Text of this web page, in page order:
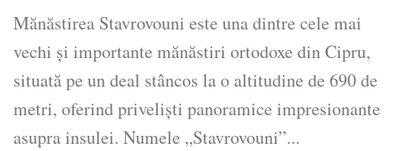
Mănăstirea Stavrovouni este una dintre cele mai
vechi și importante mănăstiri ortodoxe din Cipru,
situată pe un deal stâncos la o altitudine de 690 de
metri, oferind priveliști panoramice impresionante
asupra insulei. Numele „Stavrovouni”...